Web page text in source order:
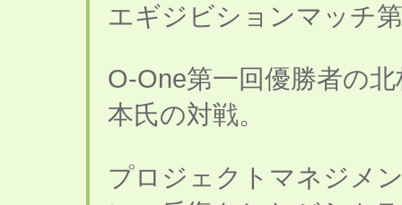
エギジビションマッチ
O-One第一回優勝者の
本氏の対戦。
プロジェクトマネジメ